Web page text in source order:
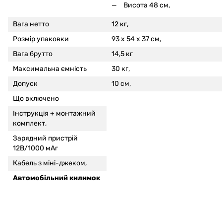
Висота 48 см,
Вага нетто
12 кг,
Розмір упаковки
93 x 54 x 37 см,
Вага брутто
14,5 кг
Максимальна ємність
30 кг,
Допуск
10 см,
Що включено
Інструкція + монтажний
комплект,
Зарядний пристрій
12В/1000 мАг
Кабель з міні-джеком,
Автомобільний килимок